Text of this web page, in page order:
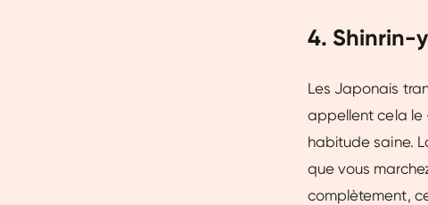
4. Shinrin-
Les Japonais
appellent cela le
habitude saine.
que vous
complètement,